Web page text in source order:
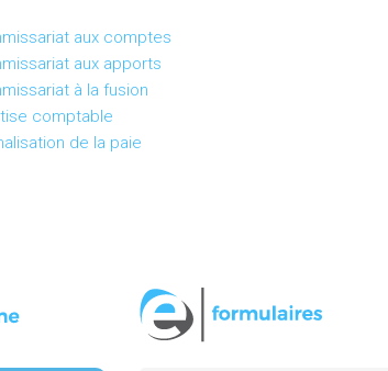
aux comptes
aux apports
à la fusion
comptable
de la paie